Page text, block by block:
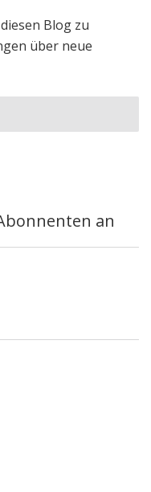
Blog zu
über neue
an